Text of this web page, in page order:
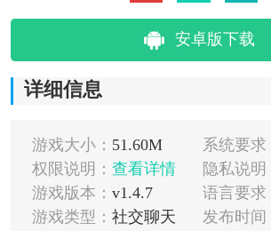
安卓版下载
详细信息
游戏大小： 51.60M 系统要求
权限说明： 查看详情 隐私说明
游戏版本： v1.4.7 语言要求
游戏类型： 社交聊天 发布时间